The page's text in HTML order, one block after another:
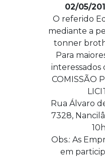
02/05/
O referido
mediante a
tonner
Para
interessados
COMISSÃO
Rua Álvaro
7328,
Obs.: As
em